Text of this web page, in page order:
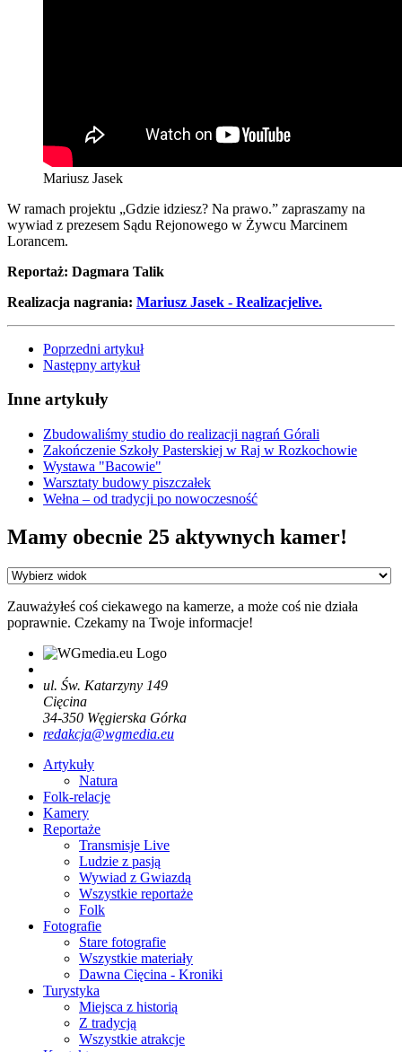
Mariusz Jasek
W ramach projektu „Gdzie idziesz? Na prawo.” zapraszamy na
wywiad z prezesem Sądu Rejonowego w Żywcu Marcinem
Lorancem.
Reportaż: Dagmara Talik
Realizacja nagrania: Mariusz Jasek - Realizacjelive.
Poprzedni artykuł
Następny artykuł
Inne artykuły
Zbudowaliśmy studio do realizacji nagrań Górali
Zakończenie Szkoły Pasterskiej w Raj w Rozkochowie
Wystawa "Bacowie"
Warsztaty budowy piszczałek
Wełna – od tradycji po nowoczesność
Mamy obecnie 25 aktywnych kamer!
Zauważyłeś coś ciekawego na kamerze, a może coś nie działa
poprawnie. Czekamy na Twoje informacje!
ul. Św. Katarzyny 149
Cięcina
34-350 Węgierska Górka
redakcja@wgmedia.eu
Artykuły
Natura
Folk-relacje
Kamery
Reportaże
Transmisje Live
Ludzie z pasją
Wywiad z Gwiazdą
Wszystkie reportaże
Folk
Fotografie
Stare fotografie
Wszystkie materiały
Dawna Cięcina - Kroniki
Turystyka
Miejsca z historią
Z tradycją
Wszystkie atrakcje